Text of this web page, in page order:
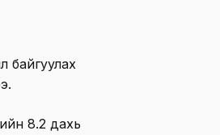
байгуулах
8.2 дахь